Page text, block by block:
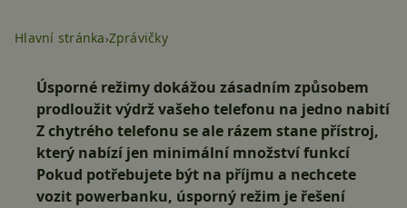
Hlavní stránka Zprávičky
Úsporné režimy dokážou zásadním způsobem
prodloužit výdrž vašeho telefonu na jedno nabití
Z chytrého telefonu se ale rázem stane přístroj,
který nabízí jen minimální množství funkcí
Pokud potřebujete být na příjmu a nechcete
vozit powerbanku, úsporný režim je řešení